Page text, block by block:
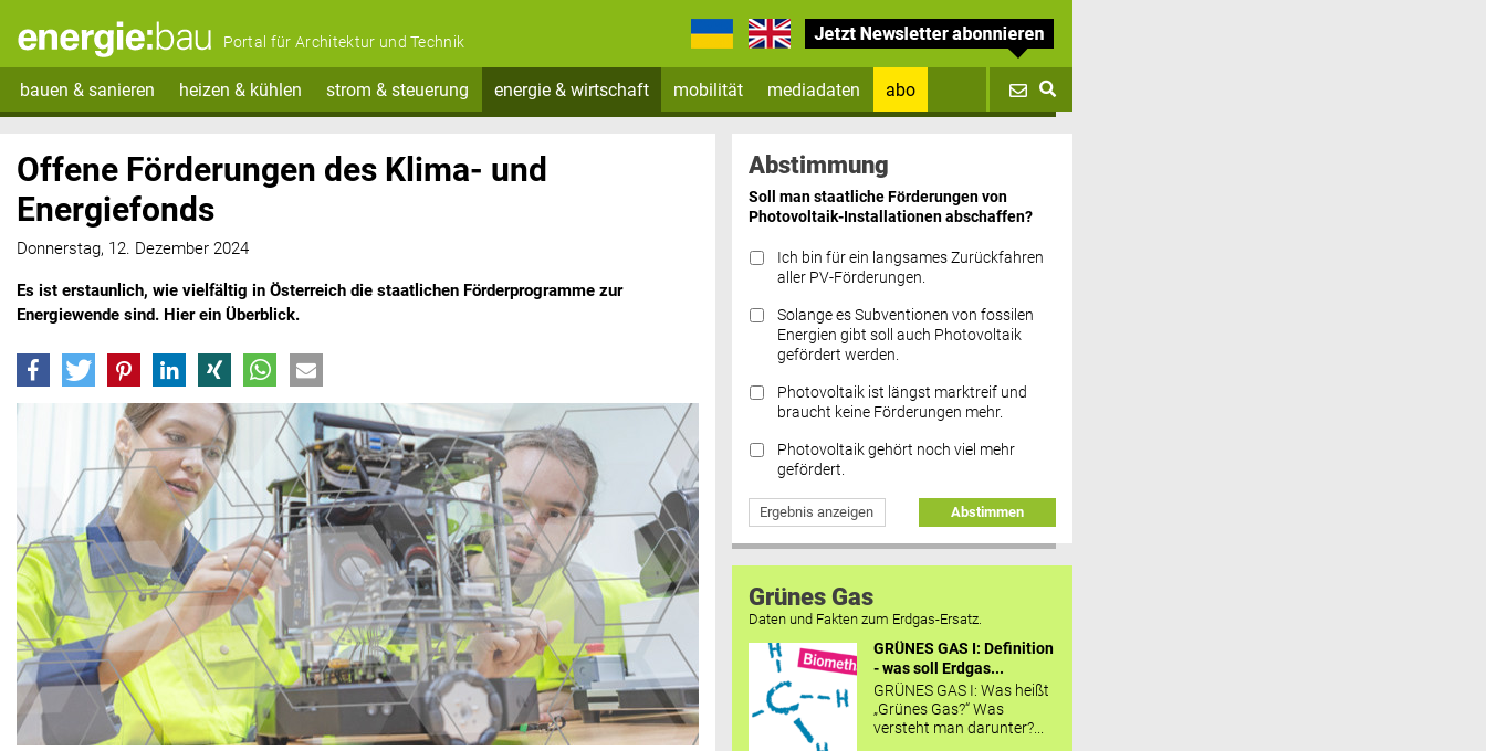
Portal für Architektur und Technik
bauen & sanieren heizen & kühlen strom & steuerung energie & wirtschaft mobilität mediadaten
abo
Datenschutz FAQs
Offene Förderungen des Klima- und
Energiefonds
Donnerstag, 12. Dezember 2024
Es ist erstaunlich, wie vielfältig in Österreich die staatlichen Förderprogramme zur
Energiewende sind. Hier ein Überblick.
Abstimmung
Soll man staatliche Förderungen von
Photovoltaik-Installationen abschaffen?
Ich bin für ein langsames Zurückfahren
aller PV-Förderungen.
Solange es Subventionen von fossilen
Energien gibt soll auch Photovoltaik
gefördert werden.
Photovoltaik ist längst marktreif und
braucht keine Förderungen mehr.
Photovoltaik gehört noch viel mehr
gefördert.
Ergebnis anzeigen Abstimmen
Grünes Gas
Daten und Fakten zum Erdgas-Ersatz.
GRÜNES GAS I: Definition
- was soll Erdgas...
GRÜNES GAS I: Was heißt
„Grünes Gas?“ Was
versteht man darunter?...